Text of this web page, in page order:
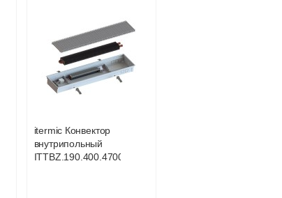
itermic Конвектор
внутрипольный
ITTBL.190.400.4400
121 981
itermic Конвектор
внутрипольный
ITTBZ.190.400.4700